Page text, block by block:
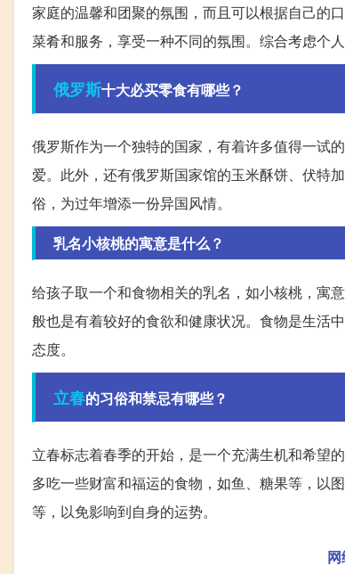
家庭的温馨和团聚的氛围，而且可以根据自己的
菜肴和服务，享受一种不同的氛围。综合考虑个
俄罗斯十大必买零食有哪些？
俄罗斯作为一个独特的国家，有着许多值得一试
爱。此外，还有俄罗斯国家馆的玉米酥饼、伏特
俗，为过年增添一份异国风情。
乳名小核桃的寓意是什么？
给孩子取一个和食物相关的乳名，如小核桃，寓
般也是有着较好的食欲和健康状况。食物是生活
态度。
立春的习俗和禁忌有哪些？
立春标志着春季的开始，是一个充满生机和希望
多吃一些财富和福运的食物，如鱼、糖果等，以
等，以免影响到自身的运势。
网